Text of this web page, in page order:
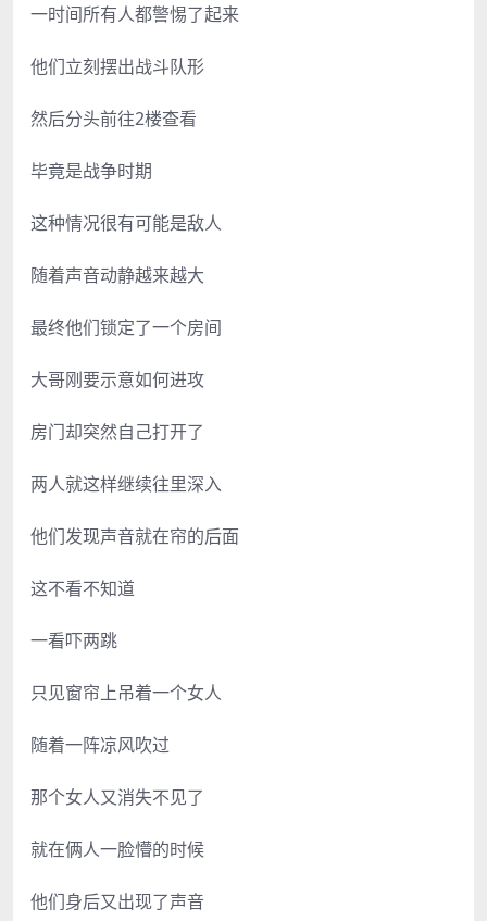
一时间所有人都警惕了起来
他们立刻摆出战斗队形
然后分头前往2楼查看
毕竟是战争时期
这种情况很有可能是敌人
随着声音动静越来越大
最终他们锁定了一个房间
大哥刚要示意如何进攻
房门却突然自己打开了
两人就这样继续往里深入
他们发现声音就在帘的后面
这不看不知道
一看吓两跳
只见窗帘上吊着一个女人
随着一阵凉风吹过
那个女人又消失不见了
就在俩人一脸懵的时候
他们身后又出现了声音